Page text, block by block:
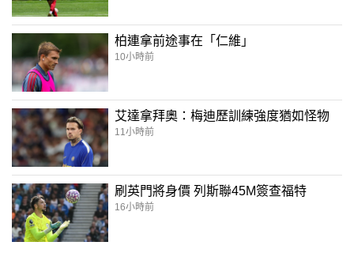
柏連拿前途事在「仁維」
10小時前
艾達拿拜奧：梅迪歷訓練強度猶如怪物
11小時前
刷英門將身價 列斯聯45M簽查福特
16小時前